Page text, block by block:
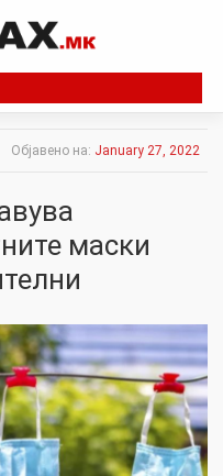
Објавено на: January 27, 2022
маски